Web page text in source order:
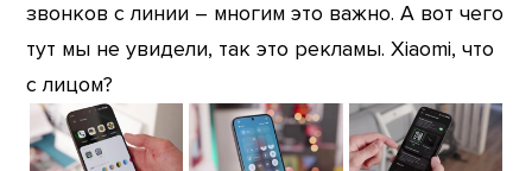
звонков с линии – многим это важно. А вот чего
тут мы не увидели, так это рекламы. Xiaomi, что
с лицом?